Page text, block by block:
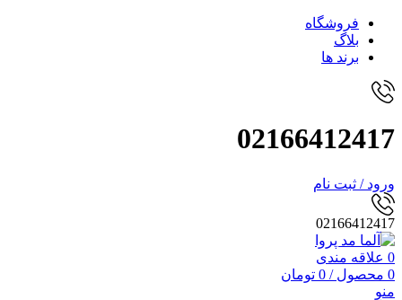
فروشگاه
بلاگ
برند ها
02166412417
ورود / ثبت نام
02166412417
0 علاقه مندی
0 محصول /
0 تومان
منو